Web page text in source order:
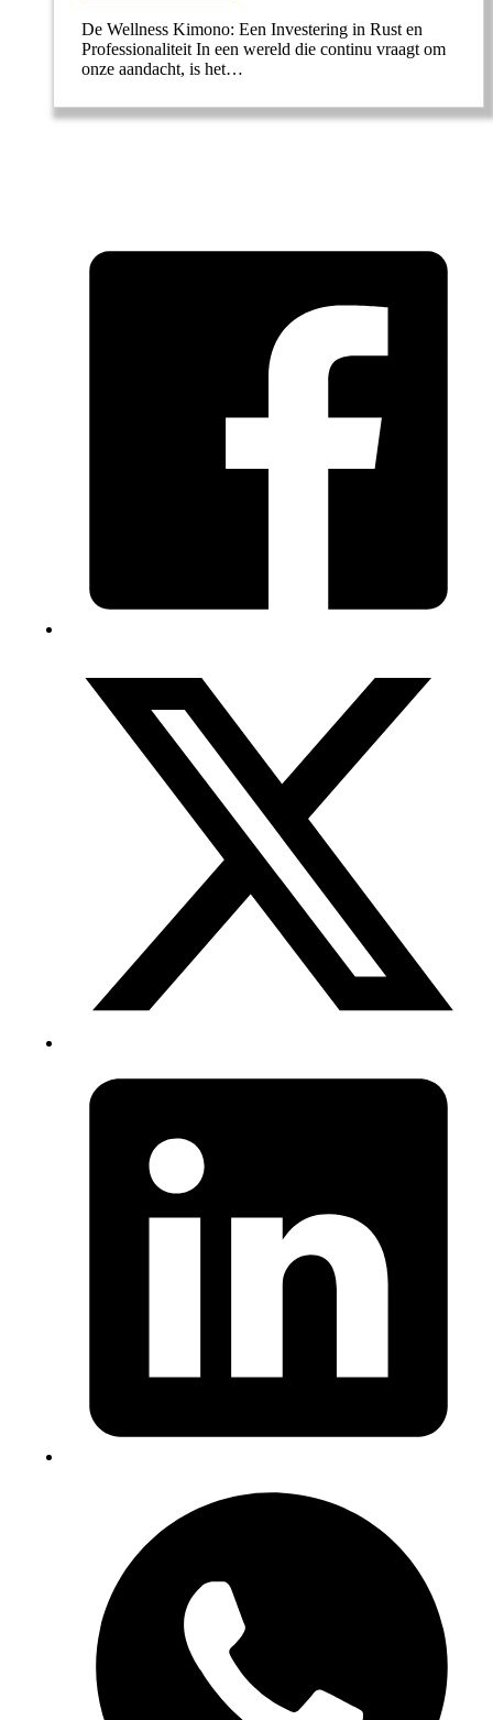
De Wellness Kimono: Een Investering in Rust en
Professionaliteit In een wereld die continu vraagt om
onze aandacht, is het…